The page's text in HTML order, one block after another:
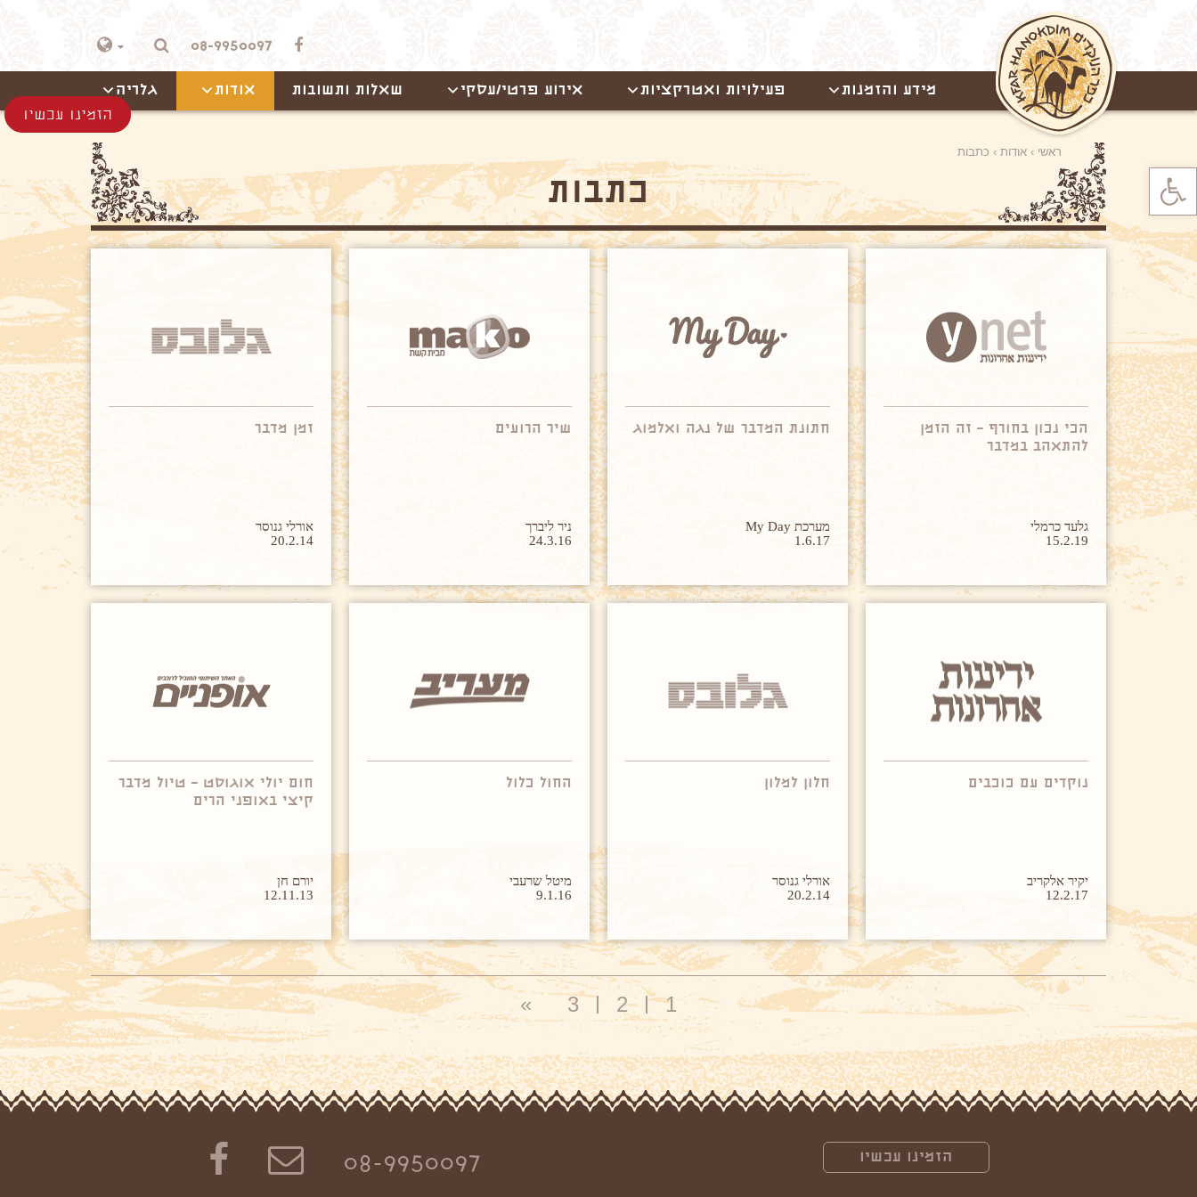
פתח סרגל נגישות
08-9950097
מידע והזמנות פעילויות ואטרקציות אירוע פרטי/עסקי שאלות ותשובות אודות גלריה
ראשי › אודות › כתבות
כתבות
הכי נכון בחורף – זה הזמן
להתאהב במדבר
גלעד כרמלי
15.2.19
חתונת המדבר של נגה ואלמוג
מערכת My Day
1.6.17
שיר הרועים
ניר ליברך
24.3.16
זמן מדבר
אורלי גנוסר
20.2.14
נוקדים עם כוכבים
יקיר אלקריב
12.2.17
חלון למלון
אורלי גנוסר
20.2.14
החול כלול
מיטל שרעבי
9.1.16
חום יולי אוגוסט – טיול מדבר
קיצי באופני הרים
יורם חן
12.11.13
1
2
3
»
הזמינו עכשיו 08-9950097
הזמינו עכשיו